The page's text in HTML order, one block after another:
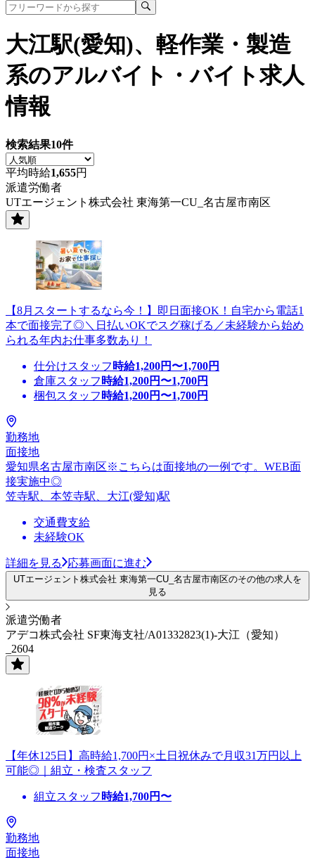
大江駅(愛知)、軽作業・製造
系のアルバイト・バイト求人
情報
検索結果10件
平均時給1,655円
派遣労働者
UTエージェント株式会社 東海第一CU_名古屋市南区
【8月スタートするなら今！】即日面接OK！自宅から電話1
本で面接完了◎＼日払いOKでスグ稼げる／未経験から始め
られる年内お仕事多数あり！
仕分けスタッフ 時給1,200円〜1,700円
倉庫スタッフ 時給1,200円〜1,700円
梱包スタッフ 時給1,200円〜1,700円
勤務地
面接地
愛知県名古屋市南区※こちらは面接地の一例です。WEB面
接実施中◎
笠寺駅、本笠寺駅、大江(愛知)駅
交通費支給
未経験OK
詳細を見る 応募画面に進む
UTエージェント株式会社 東海第一CU_名古屋市南区のその他の求人を
見る
派遣労働者
アデコ株式会社 SF東海支社/A01332823(1)-大江（愛知）
_2604
【年休125日】高時給1,700円×土日祝休みで月収31万円以上
可能◎｜組立・検査スタッフ
組立スタッフ 時給1,700円〜
勤務地
面接地